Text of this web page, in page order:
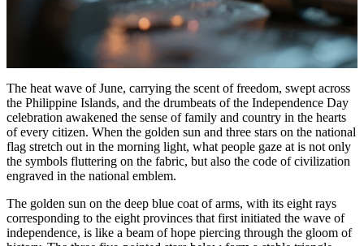
The heat wave of June, carrying the scent of freedom, swept across
the Philippine Islands, and the drumbeats of the Independence Day
celebration awakened the sense of family and country in the hearts
of every citizen. When the golden sun and three stars on the national
flag stretch out in the morning light, what people gaze at is not only
the symbols fluttering on the fabric, but also the code of civilization
engraved in the national emblem.
The golden sun on the deep blue coat of arms, with its eight rays
corresponding to the eight provinces that first initiated the wave of
independence, is like a beam of hope piercing through the gloom of